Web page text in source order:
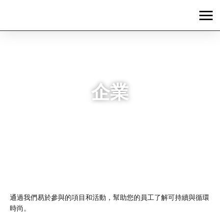
企業
通過我們易於參與的項目和活動，幫助您的員工了解可持續與循環
時尚。